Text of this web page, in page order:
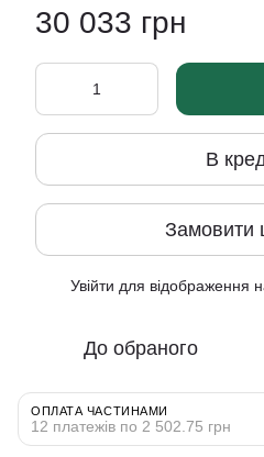
30 033 грн
В
Замовити
Увійти для відображення
До обраного
ОПЛАТА ЧАСТИНАМИ
12 платежів по 2 502.75 грн